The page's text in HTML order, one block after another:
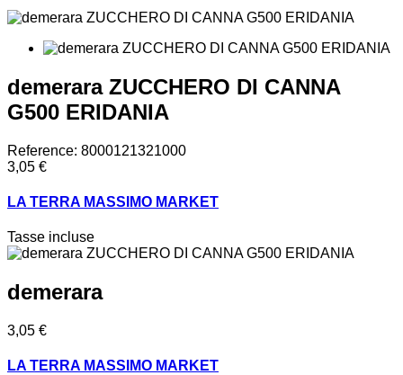
demerara ZUCCHERO DI CANNA
G500 ERIDANIA
Reference: 8000121321000
3,05 €
LA TERRA MASSIMO MARKET
Tasse incluse
demerara
3,05 €
LA TERRA MASSIMO MARKET